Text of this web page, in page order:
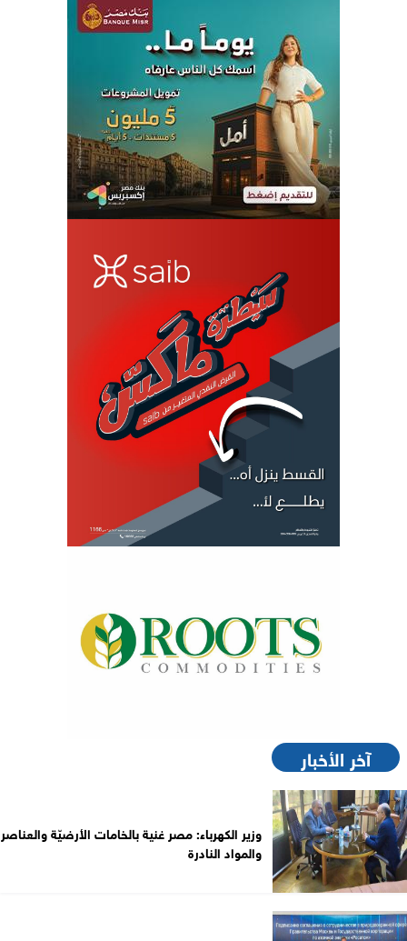
آخر الأخبار
وزير الكهرباء: مصر غنية بالخامات الأرضيّة والعناصر
والمواد النادرة